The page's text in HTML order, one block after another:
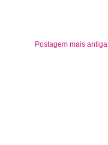
Postagem mais antiga